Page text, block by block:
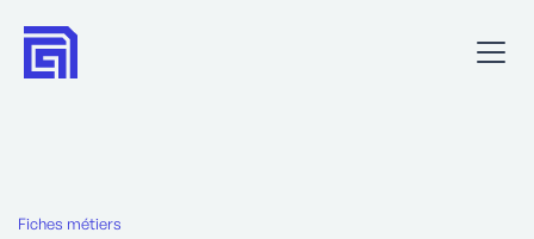
Fiches métiers